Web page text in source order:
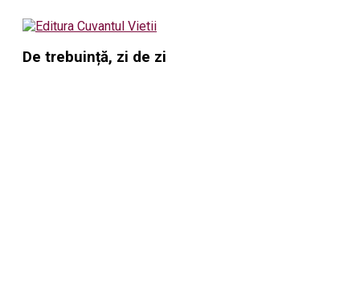
De trebuință, zi de zi